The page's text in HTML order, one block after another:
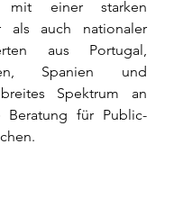
mit einer starken
als auch nationaler
aus Portugal,
Spanien und
Spektrum an
für Public-